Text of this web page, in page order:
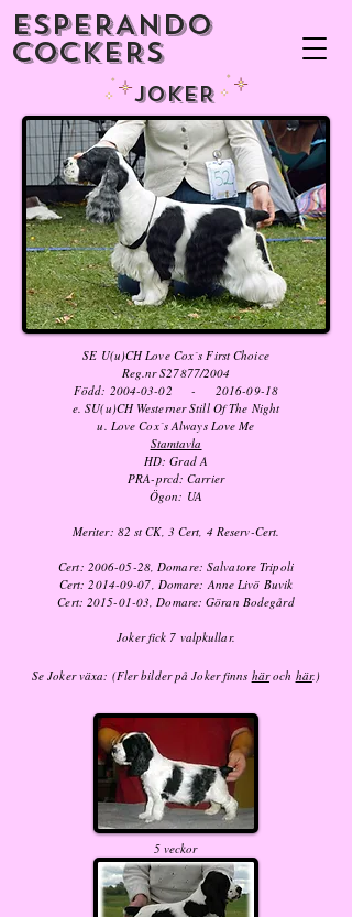
ESPERANDO
COCKERS
JOKER
SE U(u)CH Love Cox´s First Choice
Reg.nr S27877/2004
Född: 2004-03-02 - 2016-09-18
e. SU(u)CH Westerner Still Of The Night
u. Love Cox´s Always Love Me
Stamtavla
HD: Grad A
PRA-prcd: Carrier
Ögon: UA
Meriter: 82 st CK, 3 Cert, 4 Reserv-Cert.
Cert: 2006-05-28, Domare: Salvatore Tripoli
Cert:2014-09-07, Domare: Anne Livö Buvik
Cert: 2015-01-03, Domare: Göran Bodegård
Joker fick 7 valpkullar.
Se Joker växa: (Fler bilder på Joker finns häroch här.)
5 veckor